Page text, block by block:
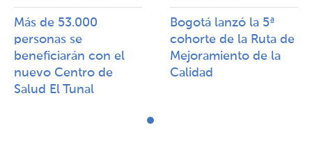
Más de 53.000
personas se
beneficiarán con el
nuevo Centro de
Salud El Tunal
Bogotá lanzó la 5ª
cohorte de la Ruta de
Mejoramiento de la
Calidad​​